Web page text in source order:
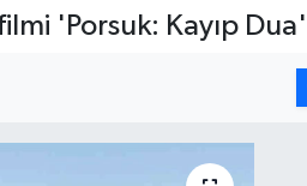
'Porsuk: Kayıp Dua'